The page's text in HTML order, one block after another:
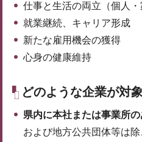
仕事と生活の両立（個人・
就業継続、キャリア形成
新たな雇用機会の獲得
心身の健康維持
どのような企業が対
県内に本社または事業所の
および地方公共団体等は除